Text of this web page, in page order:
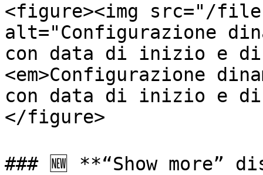
<figure><img src="/files/
alt="Configurazione
con data di inizio e di
<em>Configurazione
con data di inizio e di
</figure>
### 🆕 **“Show